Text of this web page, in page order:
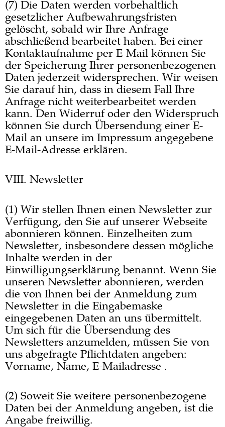
(7) Die Daten werden vorbehaltlich
gesetzlicher Aufbewahrungsfristen
gelöscht, sobald wir Ihre Anfrage
abschließend bearbeitet haben. Bei einer
Kontaktaufnahme per E-Mail können Sie
der Speicherung Ihrer personenbezogenen
Daten jederzeit widersprechen. Wir weisen
Sie darauf hin, dass in diesem Fall Ihre
Anfrage nicht weiterbearbeitet werden
kann. Den Widerruf oder den Widerspruch
können Sie durch Übersendung einer E-
Mail an unsere im Impressum angegebene
E-Mail-Adresse erklären.
VIII. Newsletter
(1) Wir stellen Ihnen einen Newsletter zur
Verfügung, den Sie auf unserer Webseite
abonnieren können. Einzelheiten zum
Newsletter, insbesondere dessen mögliche
Inhalte werden in der
Einwilligungserklärung benannt. Wenn Sie
unseren Newsletter abonnieren, werden
die von Ihnen bei der Anmeldung zum
Newsletter in die Eingabemaske
eingegebenen Daten an uns übermittelt.
Um sich für die Übersendung des
Newsletters anzumelden, müssen Sie von
uns abgefragte Pflichtdaten angeben:
Vorname, Name, E-Mailadresse .
(2) Soweit Sie weitere personenbezogene
Daten bei der Anmeldung angeben, ist die
Angabe freiwillig.